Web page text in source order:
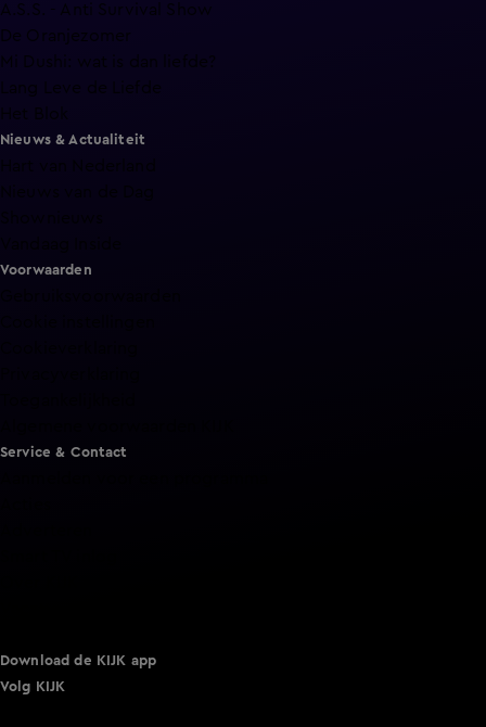
A.S.S. - Anti Survival Show
De Oranjezomer
Mi Dushi: wat is dan liefde?
Lang Leve de Liefde
Nieuws & Actualiteit
Voorwaarden
Service & Contact
Download de KIJK app
Volg KIJK